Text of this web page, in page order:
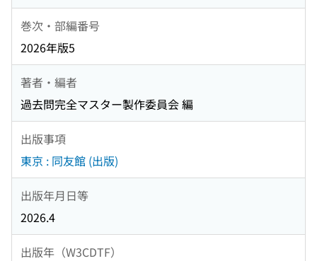
巻次・部編番号
2026年版5
著者・編者
過去問完全マスター製作委員会 編
出版事項
東京 : 同友館 (出版)
出版年月日等
2026.4
出版年（W3CDTF）